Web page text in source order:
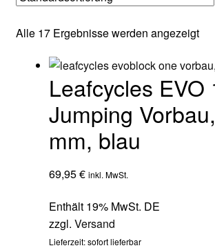
Alle 17 Ergebnisse werden angezeigt
Leafcycles EVO
Jumping
mm, blau
69,95€ inkl. MwSt.
Enthält 19% MwSt. DE
zzgl. Versand
Lieferzeit: sofort lieferbar